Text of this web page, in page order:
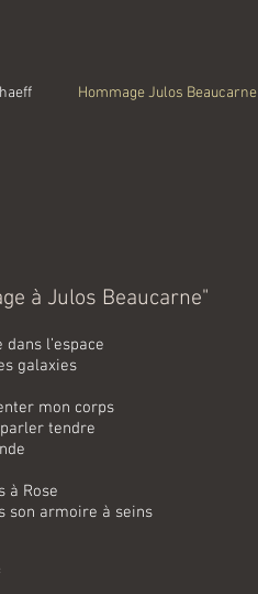
Hommage Julos Beaucarne
à Julos Beaucarne"
l’espace
galaxies
mon corps
tendre
à Rose
son armoire à seins